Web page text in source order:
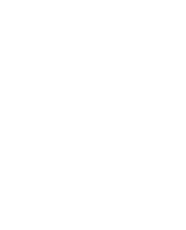
kaimo erdvės
tikslas - nustatyti
plėtros srityje,
siekiant plėtoti
tyrimo metu,
pagrindiniai
pagrindiniai kaimo
šalių valdymo